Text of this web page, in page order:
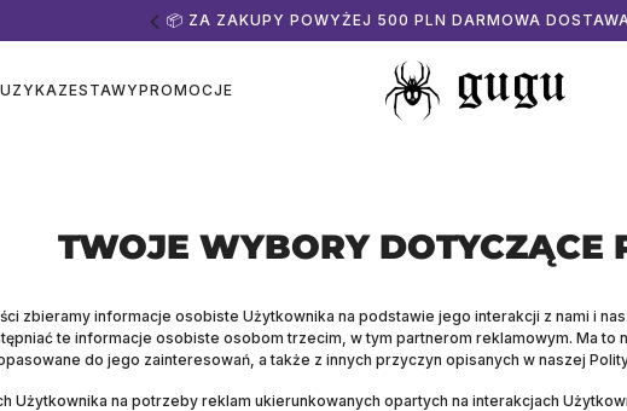
📦 ZA ZAKUPY POWYŻEJ 500 PLN DARMOWA
ZESTAWYPROMOCJE
TWOJE WYBORY DOTYCZĄCE
zbieramy informacje osobiste Użytkownika na podstawie jego interakcji z nami i
te informacje osobiste osobom trzecim, w tym partnerom reklamowym. Ma to
do jego zainteresowań, a także z innych przyczyn opisanych w naszej
Użytkownika na potrzeby reklam ukierunkowanych opartych na interakcjach